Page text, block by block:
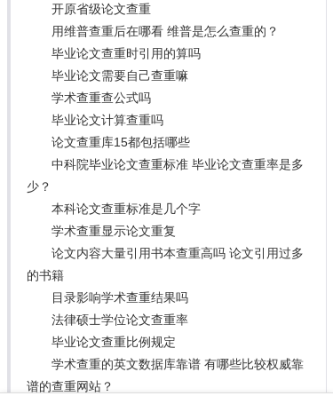
开原省级论文查重
用维普查重后在哪看 维普是怎么查重的？
毕业论文查重时引用的算吗
毕业论文需要自己查重嘛
学术查重查公式吗
毕业论文计算查重吗
论文查重库15都包括哪些
中科院毕业论文查重标准 毕业论文查重率是多
少？
本科论文查重标准是几个字
学术查重显示论文重复
论文内容大量引用书本查重高吗 论文引用过多
的书籍
目录影响学术查重结果吗
法律硕士学位论文查重率
毕业论文查重比例规定
学术查重的英文数据库靠谱 有哪些比较权威靠
谱的查重网站？